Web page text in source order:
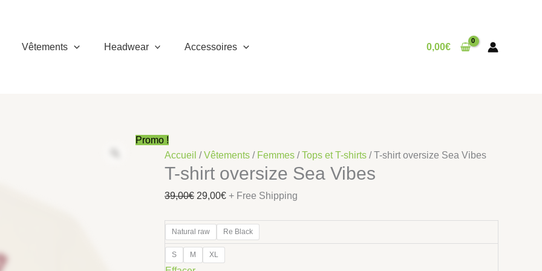
Vêtements
Headwear Accessoires 0,00€
Promo !
Accueil /Vêtements / Femmes /Tops et T-shirts / T-shirt oversize Sea Vibes
T-shirt oversize Sea Vibes
39,00€
était :
29,00€
est :
+ Free Shipping
Natural raw Re Black
S M XL